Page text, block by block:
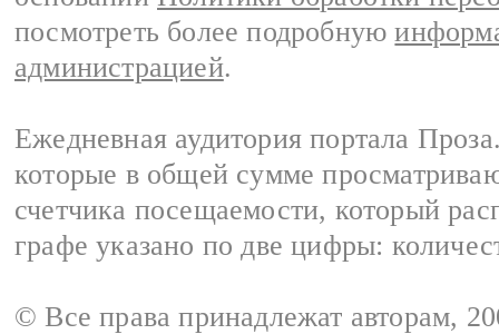
посмотреть более подробную
администрацией.
Ежедневная аудитория портала
которые в общей сумме
счетчика посещаемости, который
графе указано по две цифры:
© Все права принадлежат авторам,